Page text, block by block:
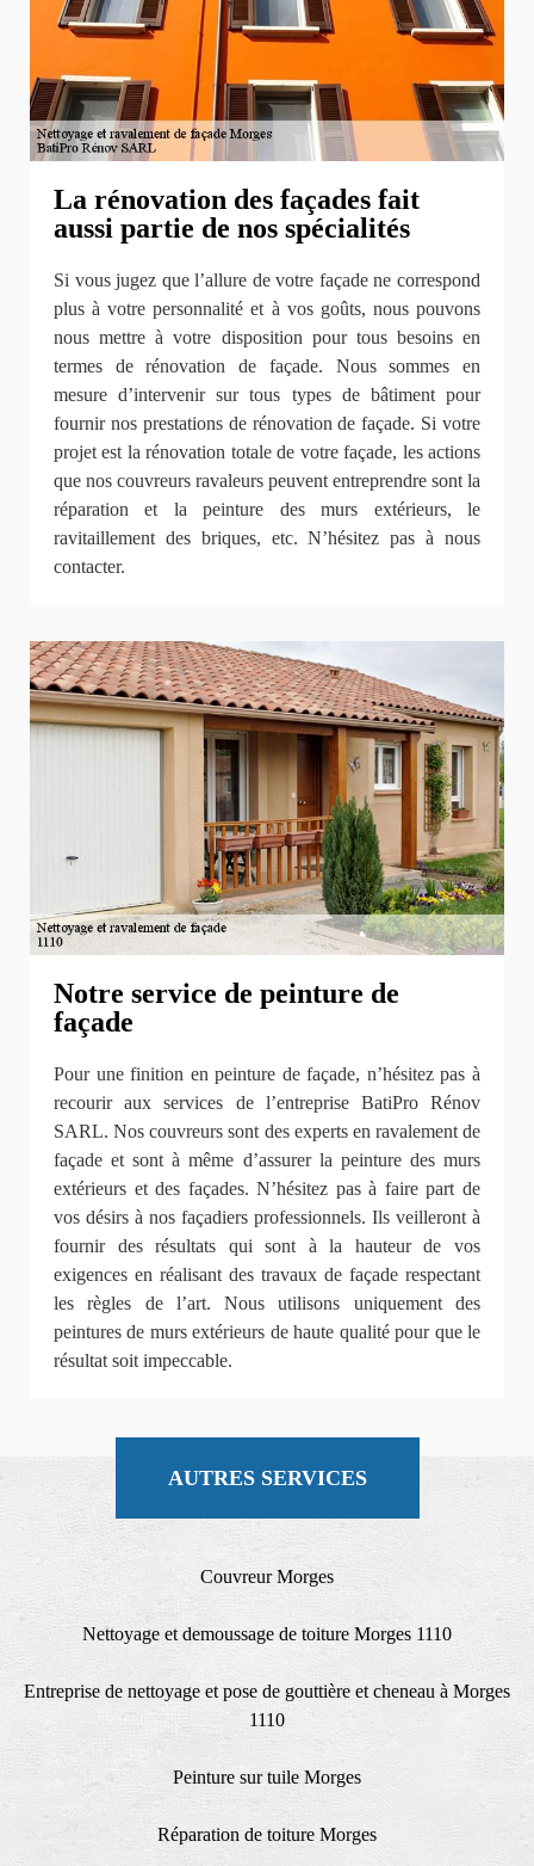
La rénovation des façades fait
aussi partie de nos spécialités
Si vous jugez que l’allure de votre façade ne correspond
plus à votre personnalité et à vos goûts, nous pouvons
nous mettre à votre disposition pour tous besoins en
termes de rénovation de façade. Nous sommes en
mesure d’intervenir sur tous types de bâtiment pour
fournir nos prestations de rénovation de façade. Si votre
projet est la rénovation totale de votre façade, les actions
que nos couvreurs ravaleurs peuvent entreprendre sont la
réparation et la peinture des murs extérieurs, le
ravitaillement des briques, etc. N’hésitez pas à nous
contacter.
Notre service de peinture de
façade
Pour une finition en peinture de façade, n’hésitez pas à
recourir aux services de l’entreprise BatiPro Rénov
SARL. Nos couvreurs sont des experts en ravalement de
façade et sont à même d’assurer la peinture des murs
extérieurs et des façades. N’hésitez pas à faire part de
vos désirs à nos façadiers professionnels. Ils veilleront à
fournir des résultats qui sont à la hauteur de vos
exigences en réalisant des travaux de façade respectant
les règles de l’art. Nous utilisons uniquement des
peintures de murs extérieurs de haute qualité pour que le
résultat soit impeccable.
AUTRES SERVICES
Couvreur Morges
Nettoyage et demoussage de toiture Morges 1110
Entreprise de nettoyage et pose de gouttière et cheneau à Morges
1110
Peinture sur tuile Morges
Réparation de toiture Morges